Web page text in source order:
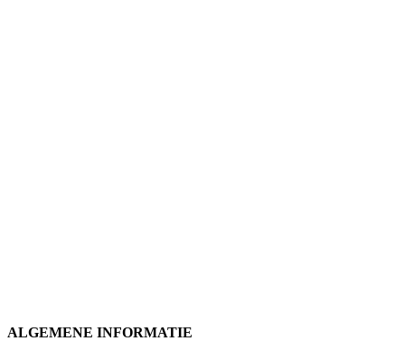
ALGEMENE INFORMATIE